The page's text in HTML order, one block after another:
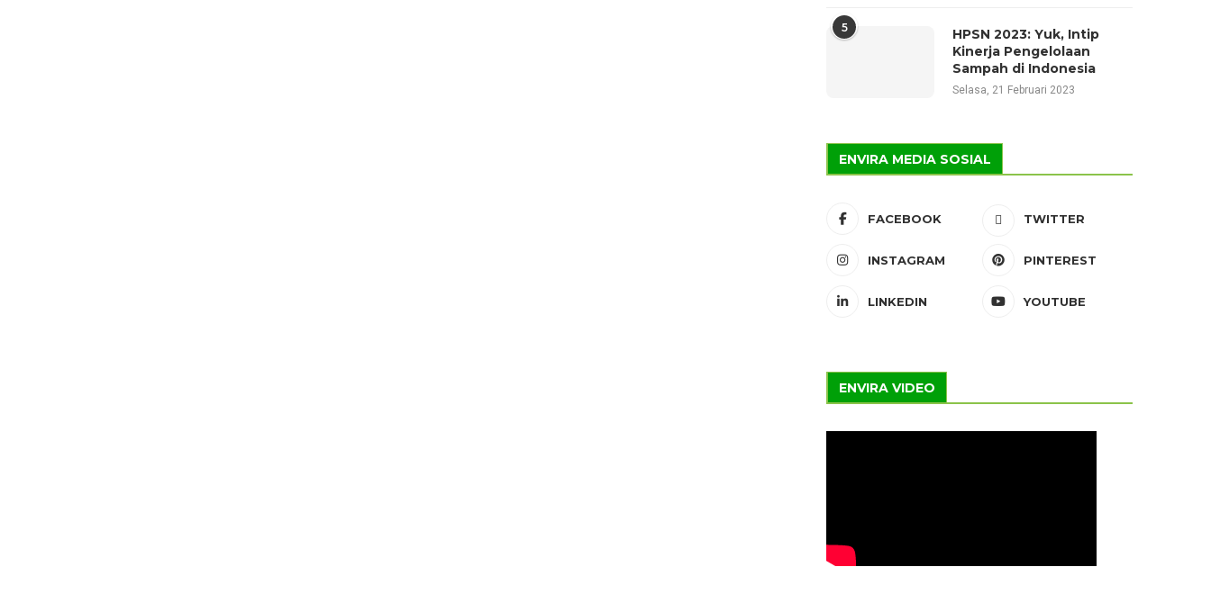
5
HPSN 2023: Yuk, Intip
Kinerja Pengelolaan
Sampah di Indonesia
Selasa, 21 Februari 2023
ENVIRA MEDIA SOSIAL
FACEBOOK TWITTER
INSTAGRAM PINTEREST
LINKEDIN YOUTUBE
ENVIRA VIDEO